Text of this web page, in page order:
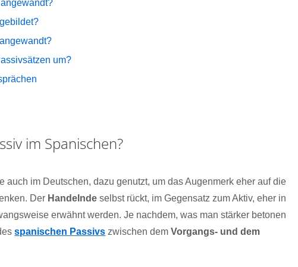
um?
im Spanischen?
auch im Deutschen, dazu genutzt, um das Augenmerk eher auf die
Der Handelnde selbst rückt, im Gegensatz zum Aktiv, eher in
erwähnt werden. Je nachdem, was man stärker betonen
spanischen Passivs zwischen demVorgangs- und dem